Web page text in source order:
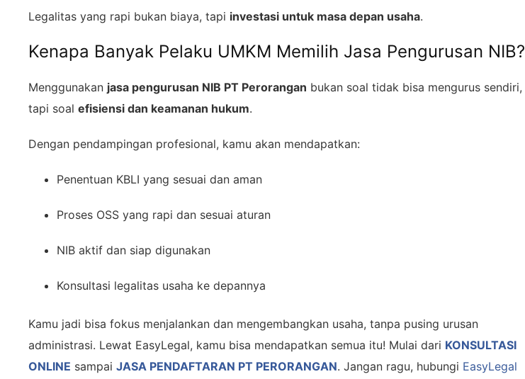
Legalitas yang rapi bukan biaya, tapi investasi untuk masa depan usaha.
Kenapa Banyak Pelaku UMKM Memilih Jasa Pengurusan NIB?
Menggunakan jasa pengurusan NIB PT Perorangan bukan soal tidak bisa mengurus sendiri,
tapi soal efisiensi dan keamanan hukum.
Dengan pendampingan profesional, kamu akan mendapatkan:
Penentuan KBLI yang sesuai dan aman
Proses OSS yang rapi dan sesuai aturan
NIB aktif dan siap digunakan
Konsultasi legalitas usaha ke depannya
Kamu jadi bisa fokus menjalankan dan mengembangkan usaha, tanpa pusing urusan
administrasi. Lewat EasyLegal, kamu bisa mendapatkan semua itu! Mulai dari KONSULTASI
ONLINE sampai JASA PENDAFTARAN PT PERORANGAN. Jangan ragu, hubungi EasyLegal